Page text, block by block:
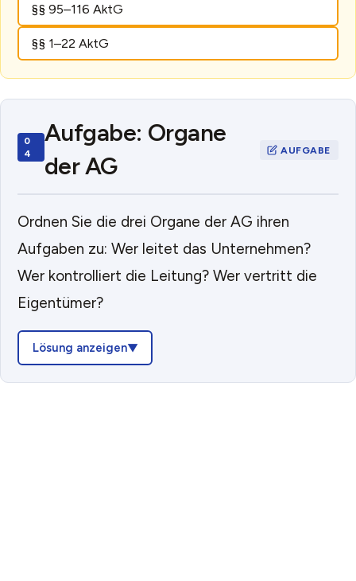
§§ 95–116 AktG
§§ 1–22 AktG
Aufgabe: Organe
der AG
Ordnen Sie die drei Organe der AG ihren
Aufgaben zu: Wer leitet das Unternehmen?
Wer kontrolliert die Leitung? Wer vertritt die
Eigentümer?
Lösung anzeigen